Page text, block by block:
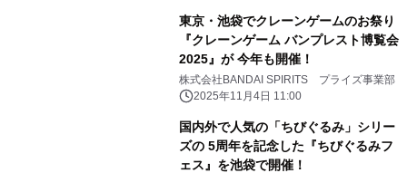
ーム機」も登場!!
東京・池袋でクレーンゲームのお祭り
『クレーンゲーム バンプレスト博覧会
2025』が 今年も開催！
株式会社BANDAI SPIRITS プライズ事業部
2025年11月4日 11:00
国内外で人気の「ちびぐるみ」シリー
ズの 5周年を記念した『ちびぐるみフ
ェス』を池袋で開催！